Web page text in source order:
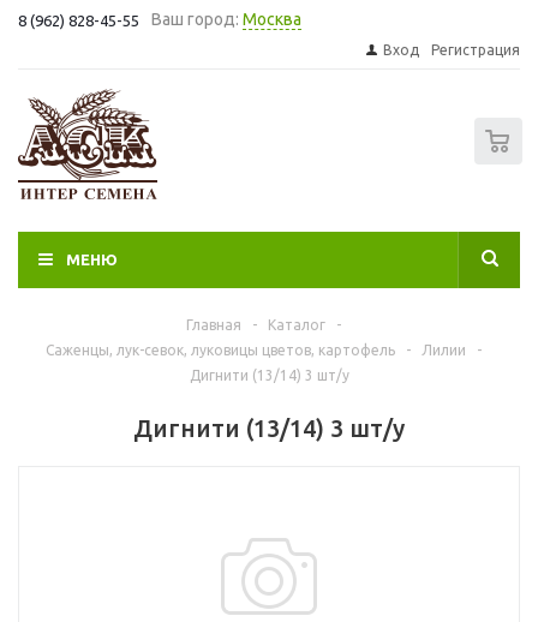
8 (962) 828-45-55 Ваш город: Москва
Вход Регистрация
МЕНЮ
Главная - Каталог
-
Саженцы, лук-севок, луковицы цветов, картофель
- Лилии
-
Дигнити (13/14) 3 шт/у
Дигнити (13/14) 3 шт/у